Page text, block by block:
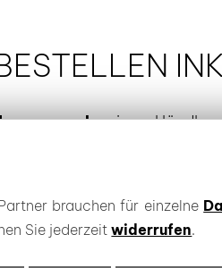
einen
für Heizstoffe
günstig bestellen,
Als Servicepartner für
brauchen für einzelne
Sie jederzeitwiderrufen.